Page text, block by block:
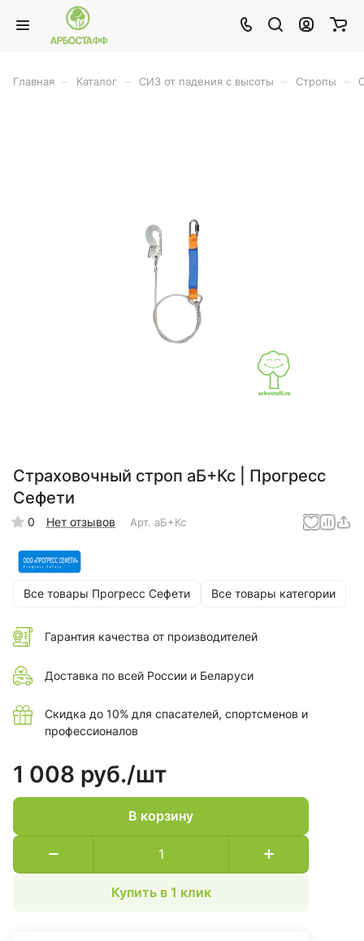
Главная Каталог СИЗ от падения с высоты Стропы
Страховочный строп аБ+Кс | Прогресс
Сефети
0 Нет отзывов Арт. аБ+Кс
Все товары Прогресс Сефети Все товары категории
Гарантия качества от производителей
Доставка по всей России и Беларуси
Скидка до 10% для спасателей, спортсменов и
профессионалов
1 008 руб./шт
В корзину
Купить в 1 клик